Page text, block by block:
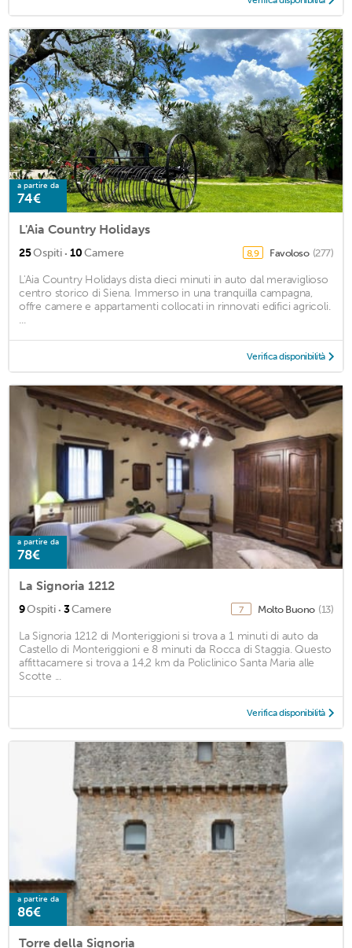
a partire da
74€
L'Aia Country Holidays
25Ospiti · 10Camere 8,9 Favoloso (277)
L'Aia Country Holidays dista dieci minuti in auto dal meraviglioso
centro storico di Siena. Immerso in una tranquilla campagna,
offre camere e appartamenti collocati in rinnovati edifici agricoli.
...
Verifica disponibilità
a partire da
78€
La Signoria 1212
9Ospiti · 3Camere 7 Molto Buono (13)
La Signoria 1212 di Monteriggioni si trova a 1 minuti di auto da
Castello di Monteriggioni e 8 minuti da Rocca di Staggia. Questo
affittacamere si trova a 14,2 km da Policlinico Santa Maria alle
Scotte ...
Verifica disponibilità
a partire da
86€
Torre della Signoria